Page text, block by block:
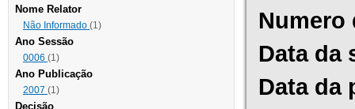
Nome Relator
Não Informado (1)
Ano Sessão
0006 (1)
Ano Publicação
2007 (1)
Decisão
Numero
Data da
Data da